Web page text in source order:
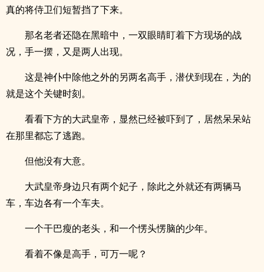
真的将侍卫们短暂挡了下来。
那名老者还隐在黑暗中，一双眼睛盯着下方现场的战
况，手一摆，又是两人出现。
这是神仆中除他之外的另两名高手，潜伏到现在，为的
就是这个关键时刻。
看看下方的大武皇帝，显然已经被吓到了，居然呆呆站
在那里都忘了逃跑。
但他没有大意。
大武皇帝身边只有两个妃子，除此之外就还有两辆马
车，车边各有一个车夫。
一个干巴瘦的老头，和一个愣头愣脑的少年。
看着不像是高手，可万一呢？